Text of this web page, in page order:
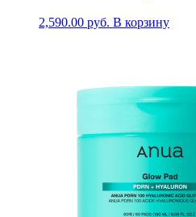
2,590.00 руб. В корзину